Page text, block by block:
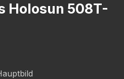
Holosun 508T-